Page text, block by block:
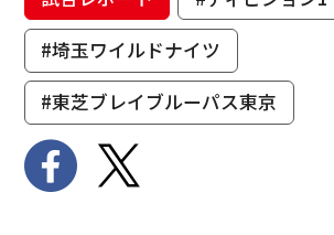
#埼玉ワイルドナイツ
#東芝ブレイブルーパス東京